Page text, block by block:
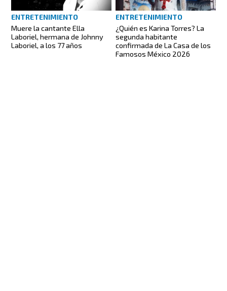
ENTRETENIMIENTO
Muere la cantante Ella
Laboriel, hermana de Johnny
Laboriel, a los 77 años
ENTRETENIMIENTO
¿Quién es Karina Torres? La
segunda habitante
confirmada de La Casa de los
Famosos México 2026